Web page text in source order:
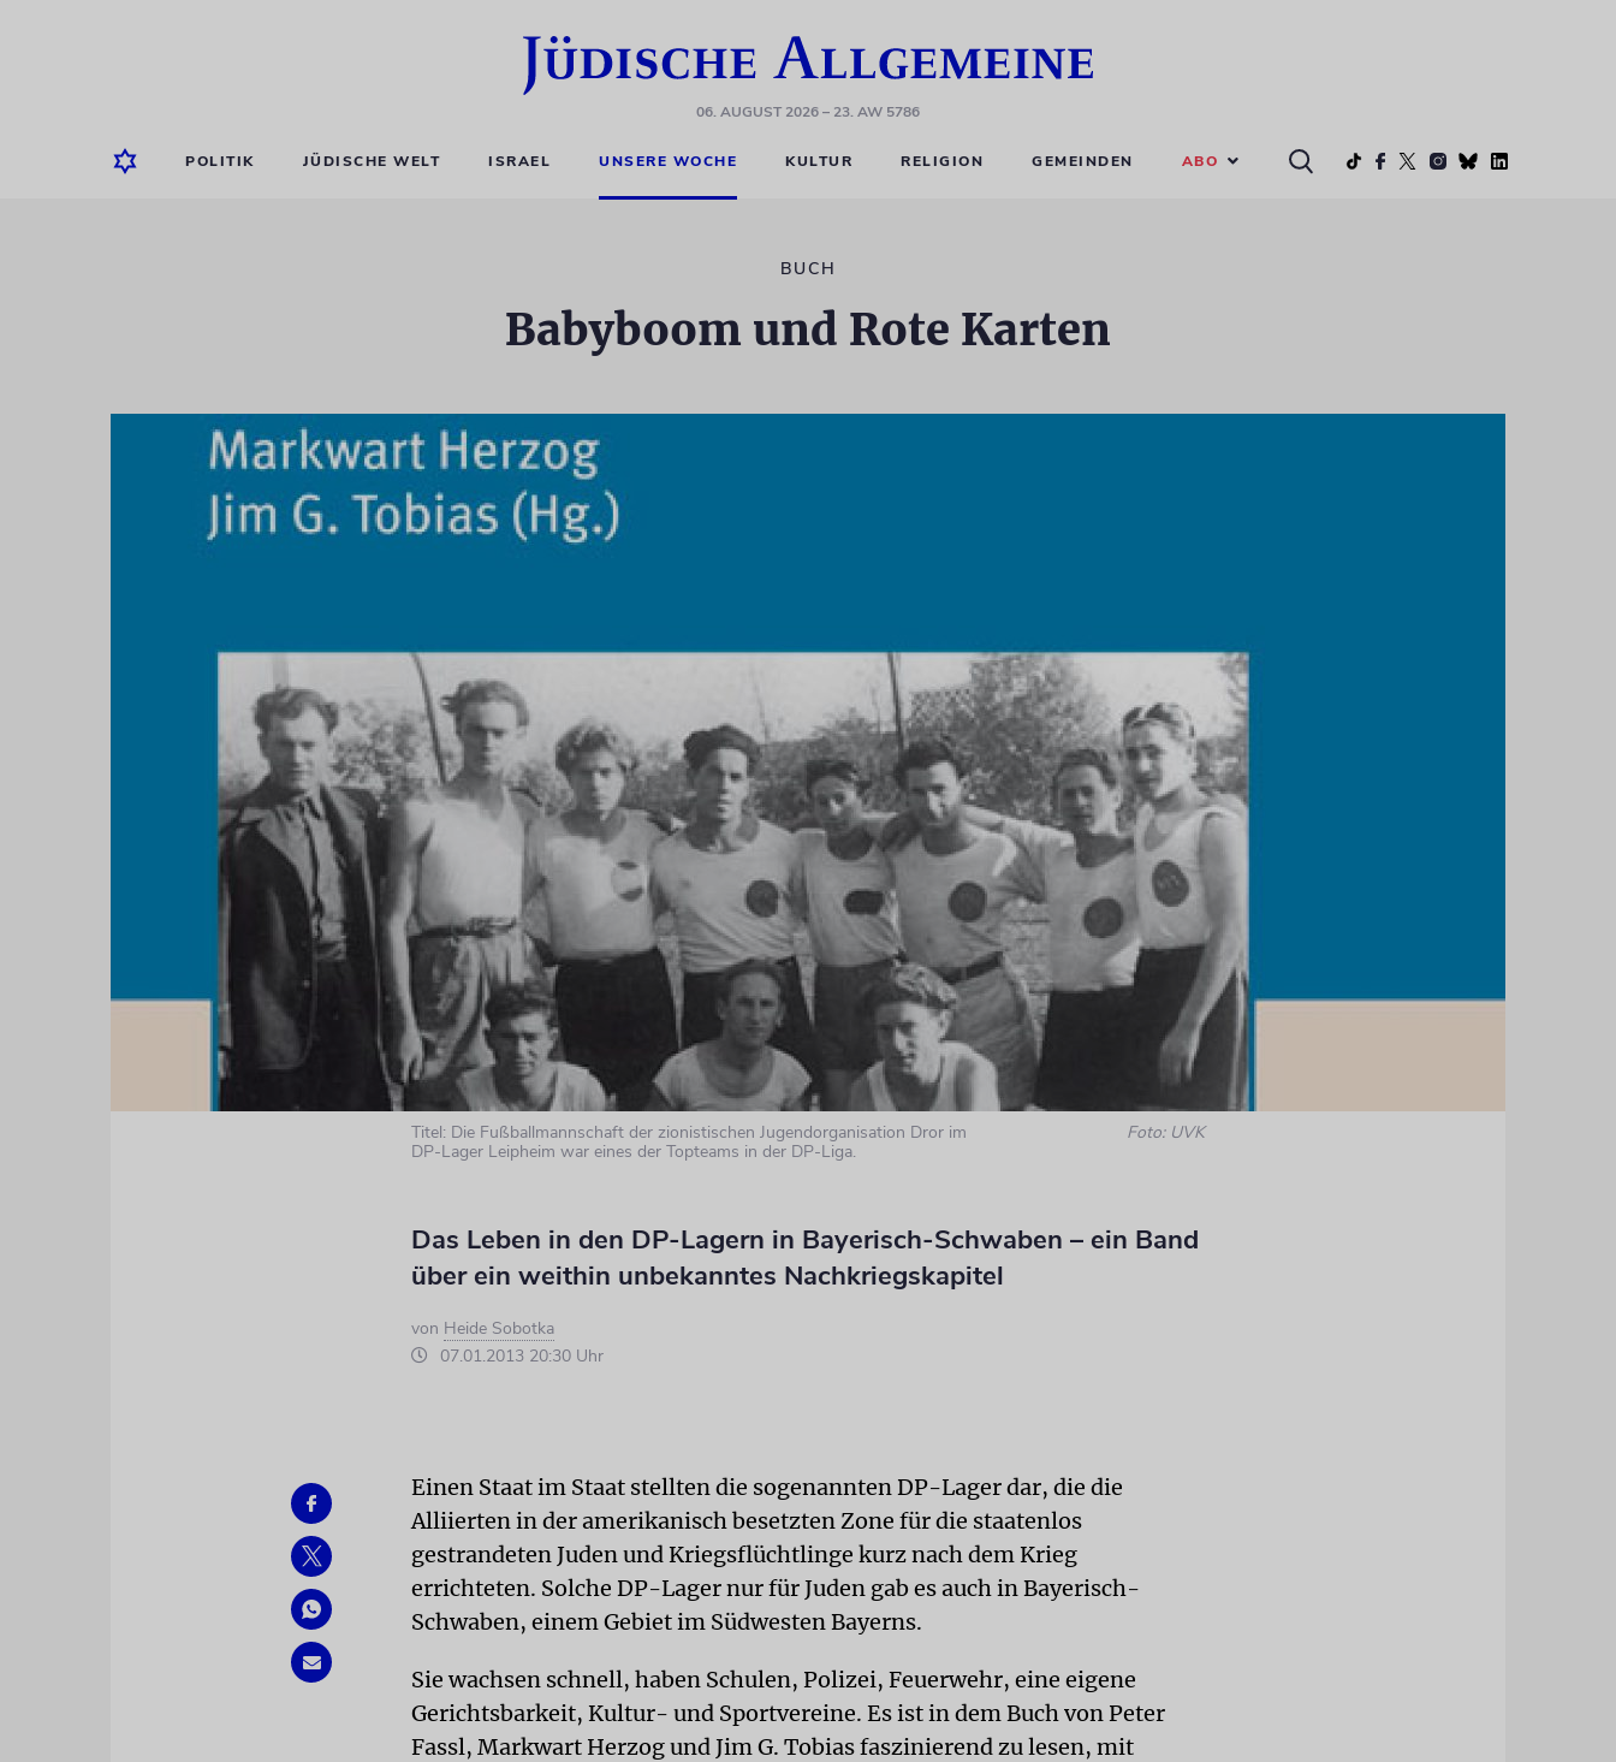
06. AUGUST 2026– 23. AW 5786
POLITIK JÜDISCHE WELT ISRAEL UNSERE WOCHE KULTUR RELIGION GEMEINDEN ABO
BUCH
Babyboom und Rote Karten
Titel: Die Fußballmannschaft der zionistischen Jugendorganisation Dror im
DP-Lager Leipheim war eines der Topteams in der DP-Liga.
Foto: UVK
Das Leben in den DP-Lagern in Bayerisch-Schwaben – ein Band
über ein weithin unbekanntes Nachkriegskapitel
von Heide Sobotka
07.01.2013 20:30 Uhr
Einen Staat im Staat stellten die sogenannten DP-Lager dar, die die
Alliierten in der amerikanisch besetzten Zone für die staatenlos
gestrandeten Juden und Kriegsflüchtlinge kurz nach dem Krieg
errichteten. Solche DP-Lager nur für Juden gab es auch in Bayerisch-
Schwaben, einem Gebiet im Südwesten Bayerns.
Sie wachsen schnell, haben Schulen, Polizei, Feuerwehr, eine eigene
Gerichtsbarkeit, Kultur- und Sportvereine. Es ist in dem Buch von Peter
Fassl, Markwart Herzog und Jim G. Tobias faszinierend zu lesen, mit